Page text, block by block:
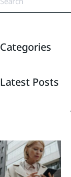
Categories
Latest Posts